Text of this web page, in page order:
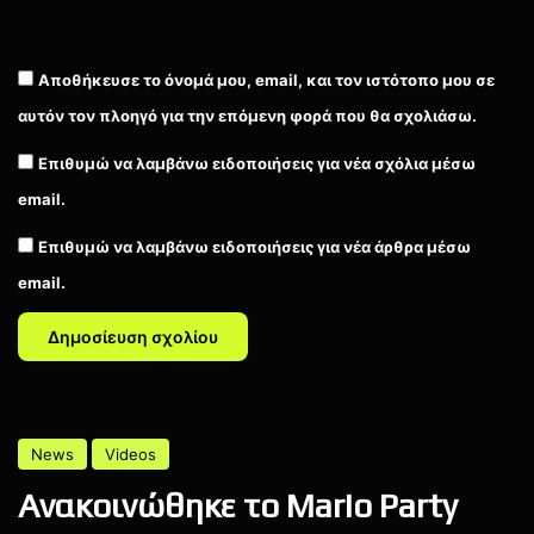
Αποθήκευσε το όνομά μου, email, και τον ιστότοπο μου σε
αυτόν τον πλοηγό για την επόμενη φορά που θα σχολιάσω.
Επιθυμώ να λαμβάνω ειδοποιήσεις για νέα σχόλια μέσω
email.
Επιθυμώ να λαμβάνω ειδοποιήσεις για νέα άρθρα μέσω
email.